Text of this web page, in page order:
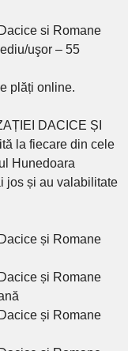
si Romane
uşor – 55
plăți online.
DACICE ȘI
la fiecare din cele
Hunedoara
jos și au valabilitate
și Romane
și Romane
și Romane